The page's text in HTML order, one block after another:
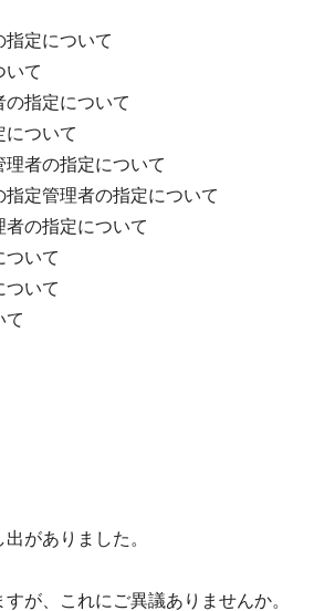
定について
いて
指定について
ついて
者の指定について
定管理者の指定について
の指定について
ついて
ついて
て
がありました。
が、これにご異議ありませんか。